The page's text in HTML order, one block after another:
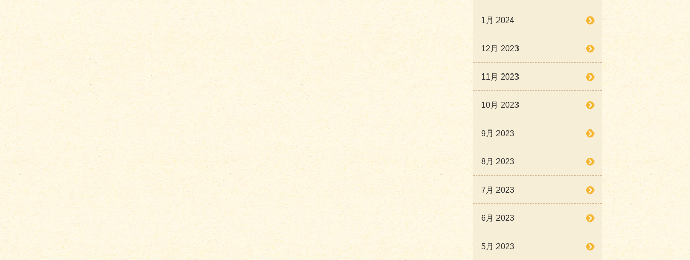
1月 2024
12月 2023
11月 2023
10月 2023
9月 2023
8月 2023
7月 2023
6月 2023
5月 2023